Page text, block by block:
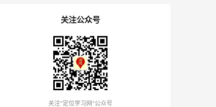
关注公众号
关注"定位学习网"公众号